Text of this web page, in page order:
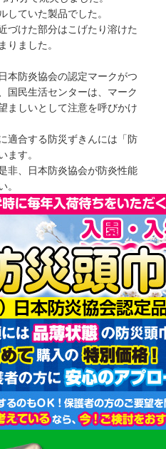
していた製品でした。
づけた部分はこげたり溶けた
りました。
本防炎協会の認定マークがつ
国民生活センターは、マーク
ましいとして注意を呼びかけ
適合する防災ずきんには「防
ます。
非、日本防炎協会が防炎性能
。